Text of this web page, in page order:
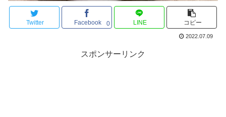
Twitter Facebook 0 LINE コピー
2022.07.09
スポンサーリンク